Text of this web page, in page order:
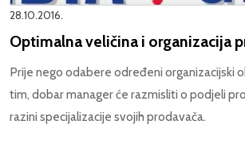
28.10.2016.
Optimalna veličina i organizacija
Prije nego odabere određeni organizacijski
tim, dobar manager će razmisliti o podjeli
razini specijalizacije svojih prodavača.